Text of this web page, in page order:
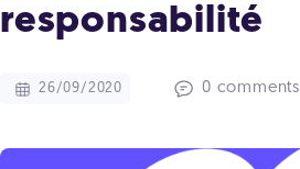
responsabilité
26/09/2020 0 comments